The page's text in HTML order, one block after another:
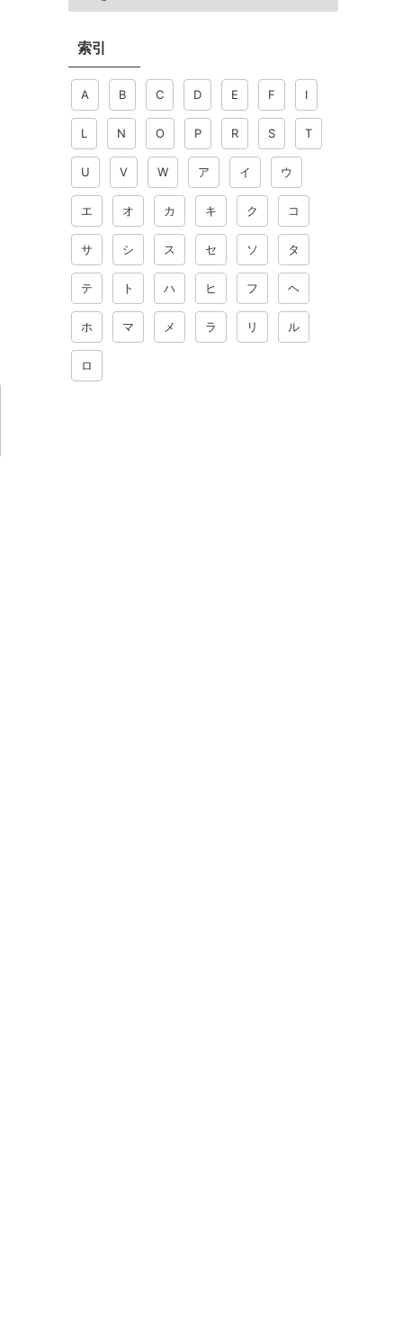
索引
A B C D E F I
L N O P R S T
U V W ア イ ウ
エ オ カ キ ク コ
サ シ ス セ ソ タ
テ ト ハ ヒ フ ヘ
ホ マ メ ラ リ ル
ロ